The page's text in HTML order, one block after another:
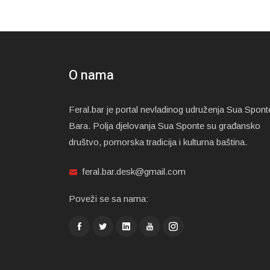
O nama
Feral.bar je portal nevladinog udruženja Sua
Bara. Polja djelovanja Sua Sponte su građansko
društvo, pomorska tradicija i kulturna baština.
feral.bar.desk@gmail.com
Poveži se sa nama: